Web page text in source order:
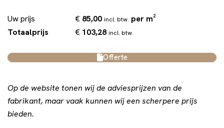
Uw prijs € 85,00 incl. btw. per m²
Totaalprijs
€ 103,28 incl. btw.
Offerte
Op de website tonen wij de adviesprijzen van de
fabrikant, maar vaak kunnen wij een scherpere prijs
bieden.